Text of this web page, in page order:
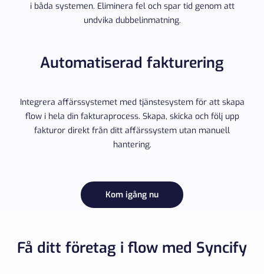
i båda systemen. Eliminera fel och spar tid genom att
undvika dubbelinmatning.
Automatiserad fakturering
Integrera affärssystemet med tjänstesystem för att skapa
flow i hela din fakturaprocess. Skapa, skicka och följ upp
fakturor direkt från ditt affärssystem utan manuell
hantering.
Kom igång nu
Få ditt företag i flow med Syncify